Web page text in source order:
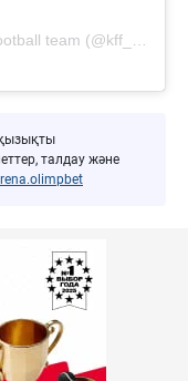
Публикация от Kazakhstan national football team (@kff_team)
талдау және